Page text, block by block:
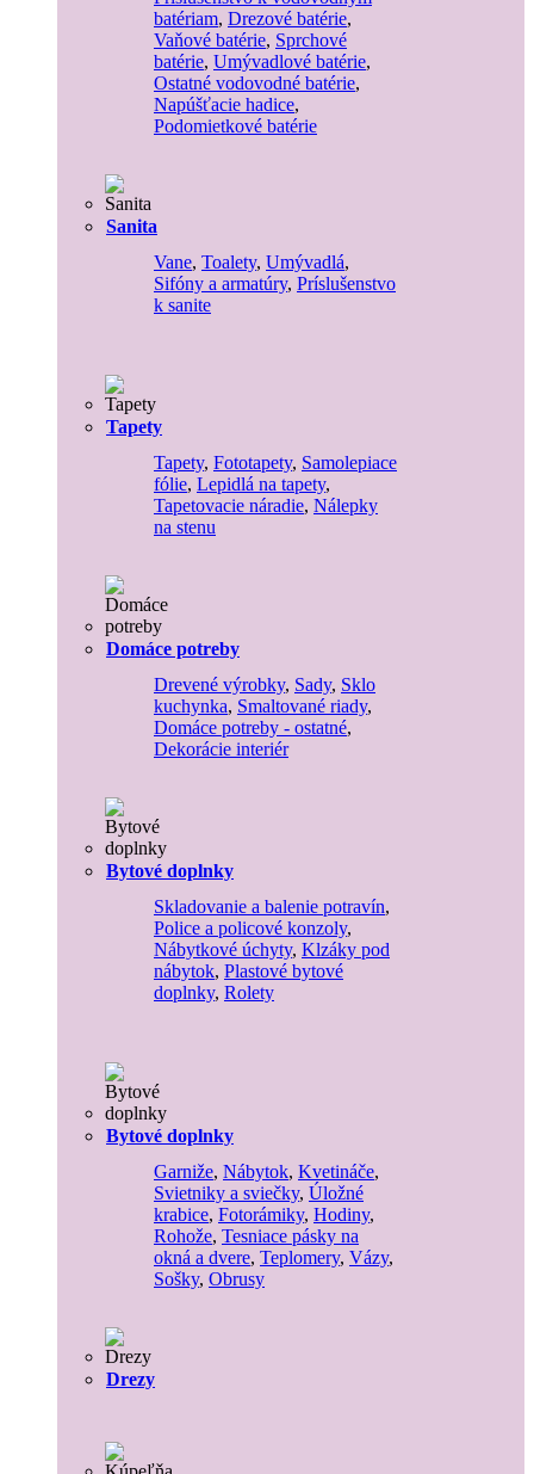
batériam, Drezové batérie,
Vaňové batérie, Sprchové
batérie, Umývadlové batérie,
Ostatné vodovodné batérie,
Napúšťacie hadice,
Podomietkové batérie
Sanita
Vane, Toalety, Umývadlá,
Sifóny a armatúry, Príslušenstvo
k sanite
Tapety
Tapety, Fototapety, Samolepiace
fólie, Lepidlá na tapety,
Tapetovacie náradie, Nálepky
na stenu
Domáce potreby
Drevené výrobky, Sady, Sklo
kuchynka, Smaltované riady,
Domáce potreby - ostatné,
Dekorácie interiér
Bytové doplnky
Skladovanie a balenie potravín,
Police a policové konzoly,
Nábytkové úchyty, Klzáky pod
nábytok, Plastové bytové
doplnky, Rolety
Bytové doplnky
Garniže, Nábytok, Kvetináče,
Svietniky a sviečky, Úložné
krabice, Fotorámiky, Hodiny,
Rohože, Tesniace pásky na
okná a dvere, Teplomery, Vázy,
Sošky, Obrusy
Drezy